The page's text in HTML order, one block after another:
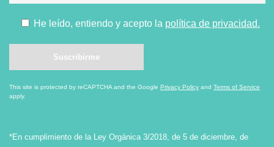
He leído, entiendo y acepto la política de privacidad.
This site is protected by reCAPTCHA and the Google Privacy Policy and Terms of Service
apply.
*En cumplimiento de la Ley Orgánica 3/2018, de 5 de diciembre, de